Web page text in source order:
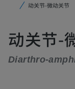
动关节-微动关节
动关节-
Diarthro-